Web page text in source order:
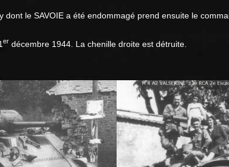
dont le SAVOIE a été endommagé prend ensuite le
er décembre 1944. La chenille droite est détruite.